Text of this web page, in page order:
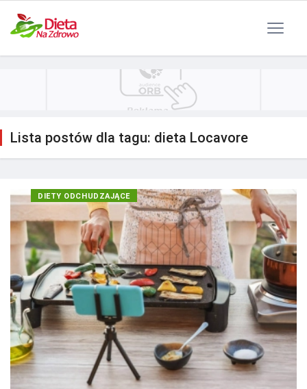
Lista postów dla tagu: dieta Locavore
DIETY ODCHUDZAJĄCE